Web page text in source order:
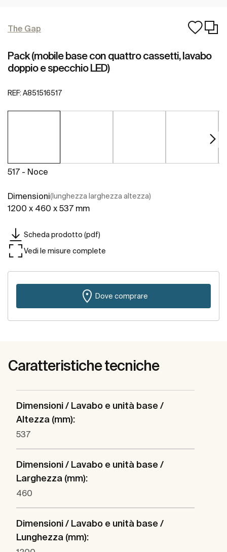
The Gap
Pack (mobile base con quattro cassetti, lavabo
doppio e specchio LED)
REF: A851516517
517 - Noce
Dimensioni(lunghezza larghezza altezza)
1200 x 460 x 537 mm
Scheda prodotto (pdf)
Vedi le misure complete
Dove comprare
Caratteristiche tecniche
Dimensioni / Lavabo e unità base /
Altezza (mm):
537
Dimensioni / Lavabo e unità base /
Larghezza (mm):
460
Dimensioni / Lavabo e unità base /
Lunghezza (mm):